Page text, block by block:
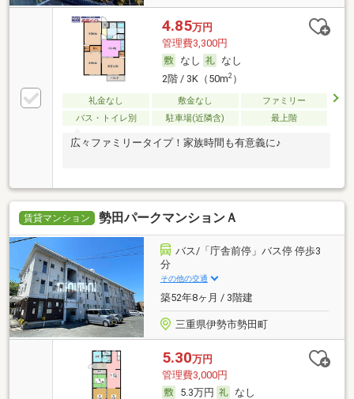
4.85万円
管理費3,300円
なし
なし
2階 / 3K（50m2）
礼金なし 敷金なし
ファミリー
バス・トイレ別
駐車場(近隣含) 最上階
広々ファミリータイプ！家族時間も有意義に♪
賃貸マンション 勢田パークマンションＡ
バス/「庁舎前停」バス停 停歩3
分
その他の交通
築52年8ヶ月 / 3階建
三重県伊勢市勢田町
5.30万円
管理費3,000円
5.3万円
なし